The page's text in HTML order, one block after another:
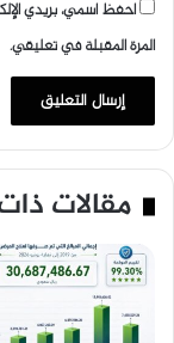
احفظ اسمي، بريدي
المرة المقبلة في تعليقي.
مقالات